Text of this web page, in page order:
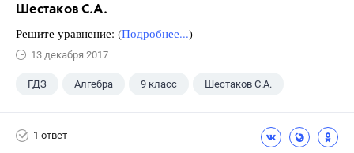
Шестаков С.А.
Решите уравнение: (Подробнее...)
13 декабря 2017
ГДЗ Алгебра 9 класс Шестаков С.А.
1 ответ